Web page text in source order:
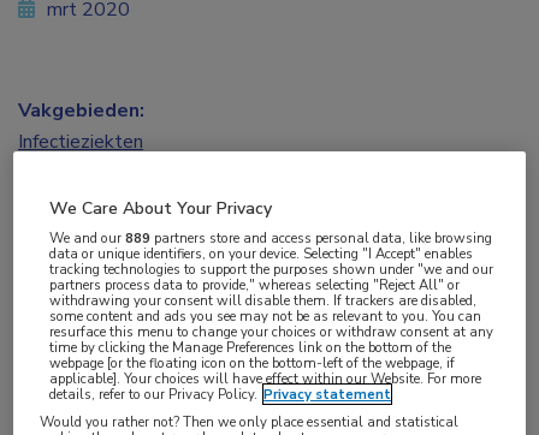
Het broadly neutralizing antibody (bNAb) GS-
9722 was in twee gerandomiseerde,
placebogecontroleerde trials over het algemeen
mrt 2020
Vakgebieden:
Infectieziekten
Aandachtsgebieden:
HIV
We Care About Your Privacy
We and our889 partners store and access personal data, like browsing
data or unique identifiers, on your device. Selecting "I Accept" enables
tracking technologies to support the purposes shown under "we and our
partners process data to provide," whereas selecting "Reject All" or
withdrawing your consent will disable them. If trackers are disabled,
some content and ads you see may not be as relevant to you. You can
resurface this menu to change your choices or withdraw consent at any
time by clicking the Manage Preferences link on the bottom of the
webpage [or the floating icon on the bottom-left of the webpage, if
applicable]. Your choices will have effect within our Website. For more
details, refer to our Privacy Policy. Privacy statement
Would you rather not? Then we only place essential and statistical